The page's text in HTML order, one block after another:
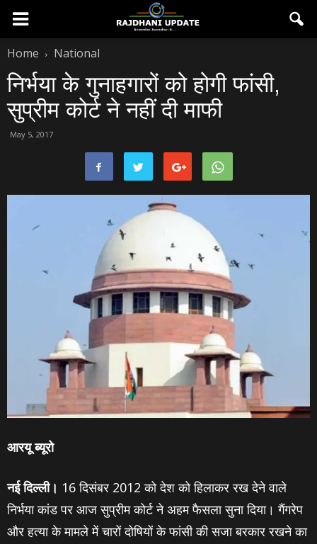
Home National
निर्भया के गुनाहगारों को होगी फांसी,
सुप्रीम कोर्ट ने नहीं दी माफी
May 5, 2017
आरयू ब्‍यूरो
नई दिल्‍ली। 16 दिसंबर 2012 को देश को हिलाकर रख देने वाले
निर्भया कांड पर आज सुप्रीम कोर्ट ने अहम फैसला सुना दिया। गैंगरेप
और हत्‍या के मामले में चारों दोषियों के फांसी की सजा बरकार रखने का